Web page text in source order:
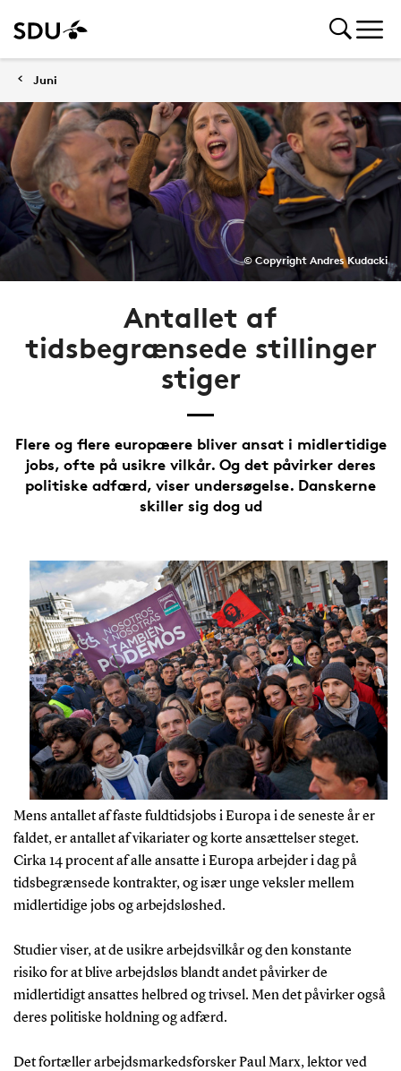
Juni
© Copyright Andres Kudacki
Antallet af
tidsbegrænsede stillinger
stiger
Flere og flere europæere bliver ansat i midlertidige
jobs, ofte på usikre vilkår. Og det påvirker deres
politiske adfærd, viser undersøgelse. Danskerne
skiller sig dog ud
Mens antallet af faste fuldtidsjobs i Europa i de seneste år er
faldet, er antallet af vikariater og korte ansættelser steget.
Cirka 14 procent af alle ansatte i Europa arbejder i dag på
tidsbegrænsede kontrakter, og især unge veksler mellem
midlertidige jobs og arbejdsløshed.
Studier viser, at de usikre arbejdsvilkår og den konstante
risiko for at blive arbejdsløs blandt andet påvirker de
midlertidigt ansattes helbred og trivsel. Men det påvirker også
deres politiske holdning og adfærd.
Det fortæller arbejdsmarkedsforsker Paul Marx, lektor ved